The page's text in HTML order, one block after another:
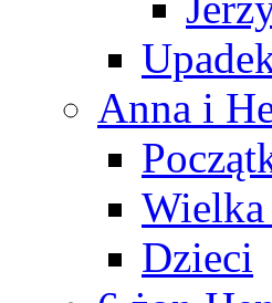
Anna i
Wielka
Dzieci